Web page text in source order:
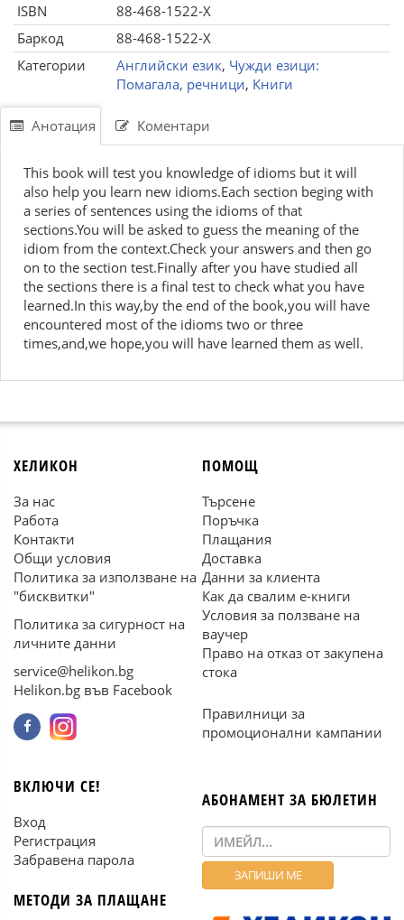
ISBN
88-468-1522-X
Баркод
88-468-1522-X
Категории
Английски език, Чужди езици:
Помагала, речници, Книги
Анотация Коментари
This book will test you knowledge of idioms but it will
also help you learn new idioms.Each section beging with
a series of sentences using the idioms of that
sections.You will be asked to guess the meaning of the
idiom from the context.Check your answers and then go
on to the section test.Finally after you have studied all
the sections there is a final test to check what you have
learned.In this way,by the end of the book,you will have
encountered most of the idioms two or three
times,and,we hope,you will have learned them as well.
ХЕЛИКОН
За нас
Работа
Контакти
Общи условия
Политика за използване на
"бисквитки"
Политика за сигурност на
личните данни
service@helikon.bg
Helikon.bg във Facebook
ПОМОЩ
Търсене
Поръчка
Плащания
Доставка
Данни за клиента
Как да свалим е-книги
Условия за ползване на
ваучер
Право на отказ от закупена
стока
Правилници за
промоционални кампании
ВКЛЮЧИ СЕ!
Вход
Регистрация
Забравена парола
МЕТОДИ ЗА ПЛАЩАНЕ
АБОНАМЕНТ ЗА БЮЛЕТИН